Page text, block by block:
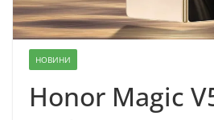
НОВИНИ
Honor Magic